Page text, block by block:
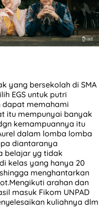
yang bersekolah di SMA
EGS untuk putri
dapat memahami
itu mempunyai banyak
kemampuannya itu
dalam lomba lomba
diantaranya
belajar yg tidak
kelas yang hanya 20
menghantarkan
arahan dan
masuk Fikom UNPAD
kuliahnya dlm